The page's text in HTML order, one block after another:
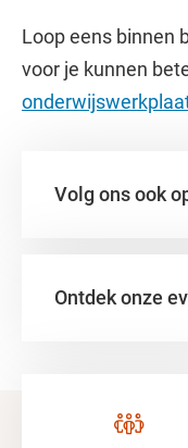
Loop eens binnen
voor je kunnen
Volg ons ook
Ontdek onze